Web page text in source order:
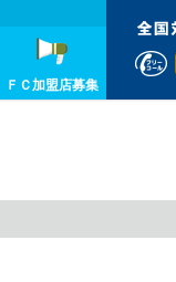
ＦＣ加盟店募集